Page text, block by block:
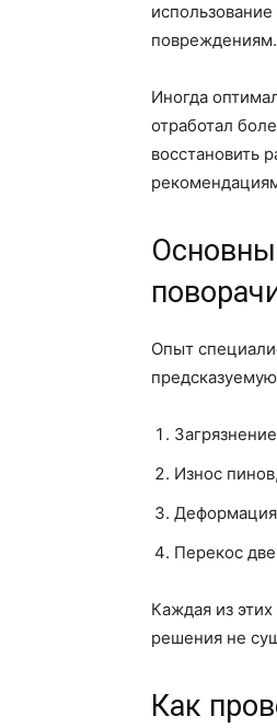
повреждениям.
Иногда
отработал
восстановить
Опыт
Износ
Деформация
Перекос
Каждая из
решения не
Как